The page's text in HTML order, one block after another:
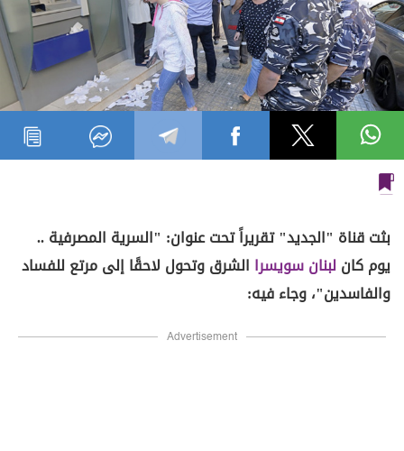
بثت قناة "الجديد" تقريراً تحت عنوان: "السرية المصرفية ..
يوم كانلبنانسويسرا الشرق وتحول لاحقًا إلى مرتع للفساد
والفاسدين"، وجاء فيه:
Advertisement